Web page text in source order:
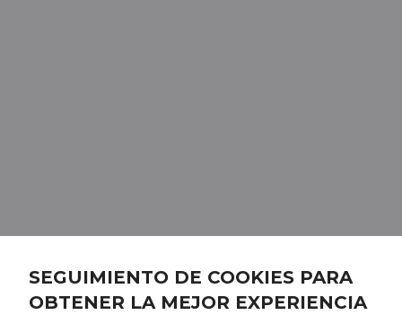
SEGUIMIENTO DE COOKIES PARA
OBTENER LA MEJOR EXPERIENCIA